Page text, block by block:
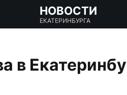
НОВОСТИ
ЕКАТЕРИНБУРГА
в